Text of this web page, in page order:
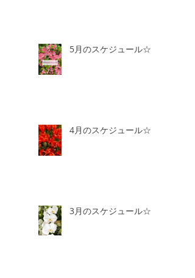
5月のスケジュール☆
4月のスケジュール☆
3月のスケジュール☆